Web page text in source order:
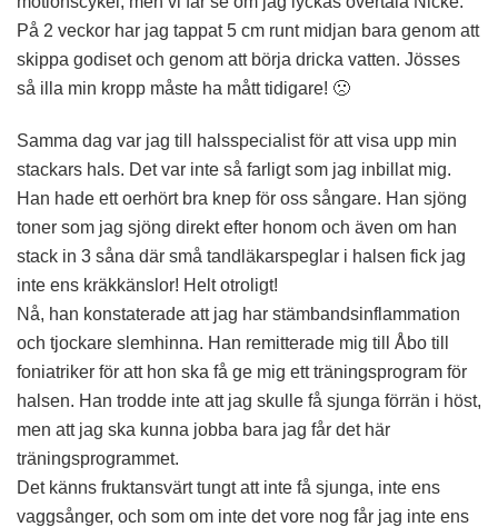
På 2 veckor har jag tappat 5 cm runt midjan bara genom att
skippa godiset och genom att börja dricka vatten. Jösses
så illa min kropp måste ha mått tidigare! 🙁
Samma dag var jag till halsspecialist för att visa upp min
stackars hals. Det var inte så farligt som jag inbillat mig.
Han hade ett oerhört bra knep för oss sångare. Han sjöng
toner som jag sjöng direkt efter honom och även om han
stack in 3 såna där små tandläkarspeglar i halsen fick jag
inte ens kräkkänslor! Helt otroligt!
Nå, han konstaterade att jag har stämbandsinflammation
och tjockare slemhinna. Han remitterade mig till Åbo till
foniatriker för att hon ska få ge mig ett träningsprogram för
halsen. Han trodde inte att jag skulle få sjunga förrän i höst,
men att jag ska kunna jobba bara jag får det här
träningsprogrammet.
Det känns fruktansvärt tungt att inte få sjunga, inte ens
vaggsånger, och som om inte det vore nog får jag inte ens